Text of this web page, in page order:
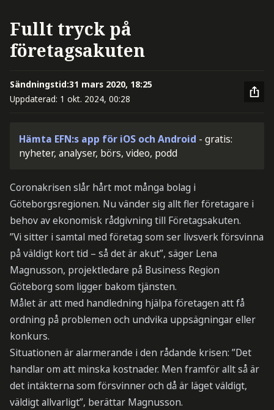
Fullt tryck på
företagsakuten
Sändningstid:31 mars 2020, 18:25
Uppdaterad: 1 okt. 2024, 00:28
Hämta EFN:s app för iOS och Android - gratis:
nyheter, analyser, börs, video, podd
Coronakrisen slår hårt mot många bolag i
Göteborgsregionen. Nu vänder sig allt fler företagare i
behov av ekonomisk rådgivning till Företagsakuten.
”Vi sitter i samtal med företag som ser livsverk försvinna
på väldigt kort tid – så det är akut”, säger Lena
Magnusson, projektledare på Business Region
Göteborg som ligger bakom tjänsten.
Målet är att med handledning hjälpa företagen att få
ordning på problemen och undvika uppsägningar eller
konkurs.
Situationen är alarmerande i den rådande krisen: ”Det
handlar om att minska kostnader. Men framför allt så är
det intäkterna som försvinner och då är läget väldigt,
väldigt allvarligt”, berättar Magnusson.